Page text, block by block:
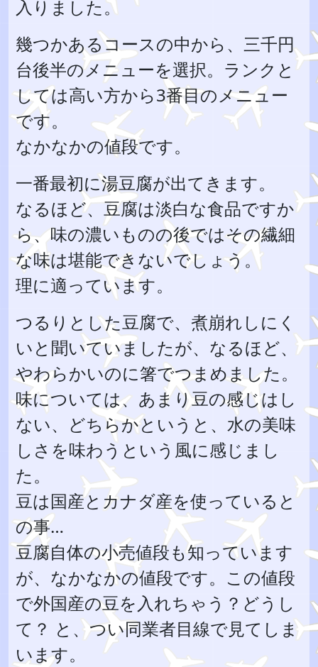
入りました。
幾つかあるコースの中から、三千円
台後半のメニューを選択。ランクと
しては高い方から3番目のメニュー
です。
なかなかの値段です。
一番最初に湯豆腐が出てきます。
なるほど、豆腐は淡白な食品ですか
ら、味の濃いものの後ではその繊細
な味は堪能できないでしょう。
理に適っています。
つるりとした豆腐で、煮崩れしにく
いと聞いていましたが、なるほど、
やわらかいのに箸でつまめました。
味については、あまり豆の感じはし
ない、どちらかというと、水の美味
しさを味わうという風に感じまし
た。
豆は国産とカナダ産を使っていると
の事…
豆腐自体の小売値段も知っています
が、なかなかの値段です。この値段
で外国産の豆を入れちゃう？どうし
て？ と、つい同業者目線で見てしま
います。